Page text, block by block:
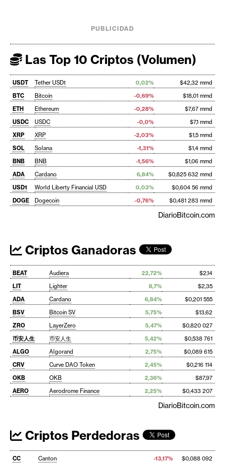
PUBLICIDAD
Las Top 10 Criptos (Volumen)
USDT Tether USDt 0,02%
$42,32 mmd
BTC
Bitcoin -0,69%
$18,01 mmd
ETH
Ethereum -0,28%
$7,67 mmd
USDC
USDC -0,0%
$7,1 mmd
XRP
XRP -2,03%
$1,5 mmd
SOL
Solana -1,31%
$1,4 mmd
BNB
BNB -1,56%
$1,06 mmd
ADA
Cardano 6,84%
$0,825 632 mmd
USD1
World Liberty Financial USD 0,03%
$0,604 56 mmd
DOGE
Dogecoin -0,76% $0,481 283 mmd
DiarioBitcoin.com
Criptos Ganadoras
BEAT Audiera 22,72%
$2,14
LIT
Lighter 8,7%
$2,35
ADA
Cardano 6,84%
$0,201 555
BSV
Bitcoin SV 5,75%
$13,62
ZRO
LayerZero 5,47%
$0,820 027
币安人生
币安人生 5,42%
$0,538 761
ALGO
Algorand 2,75%
$0,089 615
CRV
Curve DAO Token 2,45%
$0,216 114
OKB
OKB 2,36%
$87,97
AERO
Aerodrome Finance 2,25% $0,433 207
DiarioBitcoin.com
Criptos Perdedoras
CC Canton -13,17%
$0,088 092